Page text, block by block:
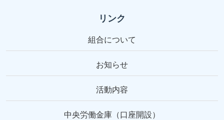
リンク
組合について
お知らせ
活動内容
中央労働金庫（口座開設）